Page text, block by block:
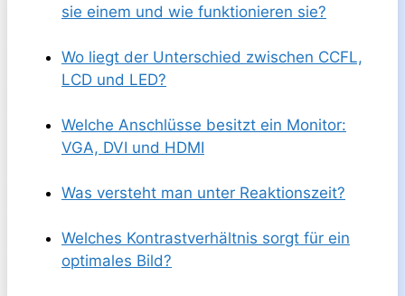
sie einem und wie funktionieren sie?
Wo liegt der Unterschied zwischen CCFL,
LCD und LED?
Welche Anschlüsse besitzt ein Monitor:
VGA, DVI und HDMI
Was versteht man unter Reaktionszeit?
Welches Kontrastverhältnis sorgt für ein
optimales Bild?